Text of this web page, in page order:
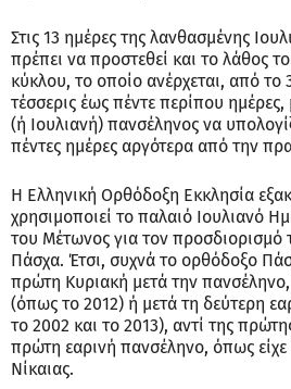
Στις 13 ημέρες της λανθασμένης
πρέπει να προστεθεί και το λάθος
κύκλου, το οποίο ανέρχεται, από
τέσσερις έως πέντε περίπου
(ή Ιουλιανή) πανσέληνος να
πέντες ημέρες αργότερα από την
Η Ελληνική Ορθόδοξη Εκκλησία
χρησιμοποιεί το παλαιό Ιουλιανό
του Μέτωνος για τον προσδιορισμό
Πάσχα. Έτσι, συχνά το ορθόδοξο
πρώτη Κυριακή μετά την
(όπως το 2012) ή μετά τη δεύτερη
το 2002 και το 2013), αντί της
πρώτη εαρινή πανσέληνο, όπως είχε
Νίκαιας.